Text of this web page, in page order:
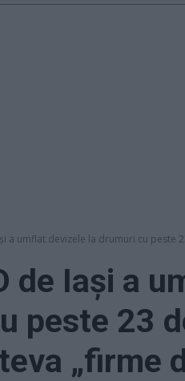
a umflat devizele la drumuri cu peste
de Iași a
peste 23
„firme